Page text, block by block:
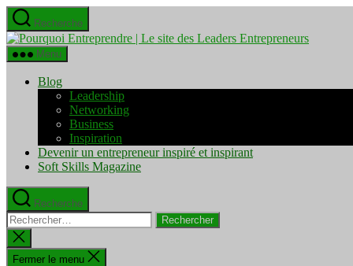
Aller
au
contenu
Recherche
Pourquoi
Menu
Blog
Leadership
Networking
Business
Inspiration
Devenir un entrepreneur inspiré et inspirant
Soft Skills Magazine
Recherche
Rechercher :
Fermer
la
recherche
Fermer le menu